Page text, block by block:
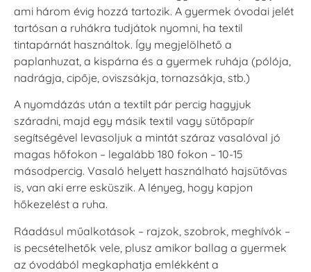
VersaCraft
Tintapárna -
Hidegszürke -
VersaCraft
+1.380 Ft
VersaCraft
Tintapárna -
Vízkék
+790 Ft
ami három évig hozzá tartozik. A gyermek óvodai jelét
tartósan a ruhákra tudjátok nyomni, ha textil
tintapárnát használtok. Így megjelölhető a
paplanhuzat, a kispárna és a gyermek ruhája (pólója,
nadrágja, cipője, oviszsákja, tornazsákja, stb.)
A nyomdázás után a textilt pár percig hagyjuk
száradni, majd egy másik textil vagy sütőpapír
segítségével levasoljuk a mintát száraz vasalóval jó
magas hőfokon – legalább 180 fokon – 10-15
másodpercig. Vasaló helyett használható hajsütővas
is, van aki erre esküszik. A lényeg, hogy kapjon
hőkezelést a ruha.
Ráadásul műalkotások – rajzok, szobrok, meghívók –
is pecsételhetők vele, plusz amikor ballag a gyermek
az óvodából megkaphatja emlékként a